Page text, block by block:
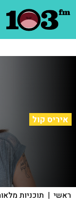
איריס קול
ראשי | תוכניות